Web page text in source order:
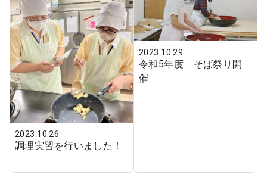
2023.10.26
調理実習を行いました！
2023.10.29
令和5年度 そば祭り開
催